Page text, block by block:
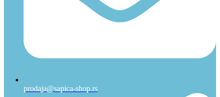
prodaja@sapica-shop.rs